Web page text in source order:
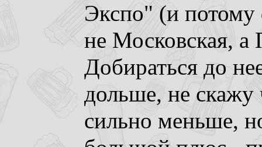
Экспо" (и потому
не Московская, а
Добираться до
дольше, не скажу
сильно меньше,